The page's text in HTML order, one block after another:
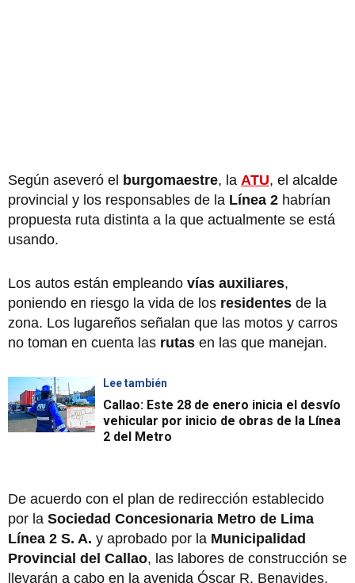
Según aseveró el burgomaestre, la ATU, el alcalde
provincial y los responsables de la Línea 2 habrían
propuesta ruta distinta a la que actualmente se está
usando.
Los autos están empleando vías auxiliares,
poniendo en riesgo la vida de los residentes de la
zona. Los lugareños señalan que las motos y carros
no toman en cuenta las rutas en las que manejan.
Lee también
Callao: Este 28 de enero inicia el desvío
vehicular por inicio de obras de la Línea
2 del Metro
De acuerdo con el plan de redirección establecido
por la Sociedad Concesionaria Metro de Lima
Línea 2 S. A. y aprobado por la Municipalidad
Provincial del Callao, las labores de construcción se
llevarán a cabo en la avenida Óscar R. Benavides,